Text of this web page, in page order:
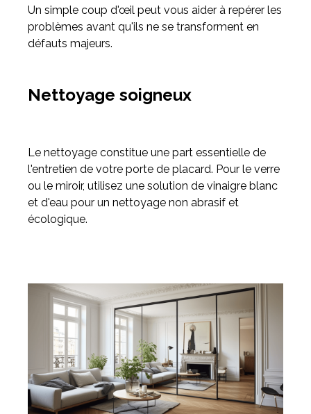
Un simple coup d'œil peut vous aider à repérer les
problèmes avant qu'ils ne se transforment en
défauts majeurs.
Nettoyage soigneux
Le nettoyage constitue une part essentielle de
l'entretien de votre porte de placard. Pour le verre
ou le miroir, utilisez une solution de vinaigre blanc
et d'eau pour un nettoyage non abrasif et
écologique.